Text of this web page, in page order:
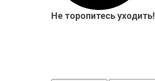
Не торопитесь уходить!